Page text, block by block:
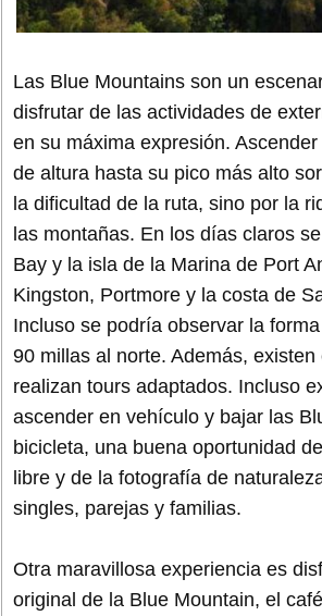
Las Blue Mountains son un
disfrutar de las actividades de
en su máxima expresión.
de altura hasta su pico más alto
la dificultad de la ruta, sino por la
las montañas. En los días claros
Bay y la isla de la Marina de Port
Kingston, Portmore y la costa de
Incluso se podría observar la
90 millas al norte. Además,
realizan tours adaptados. Incluso
ascender en vehículo y bajar las
bicicleta, una buena oportunidad
libre y de la fotografía de
singles, parejas y familias.
Otra maravillosa experiencia es
original de la Blue Mountain, el